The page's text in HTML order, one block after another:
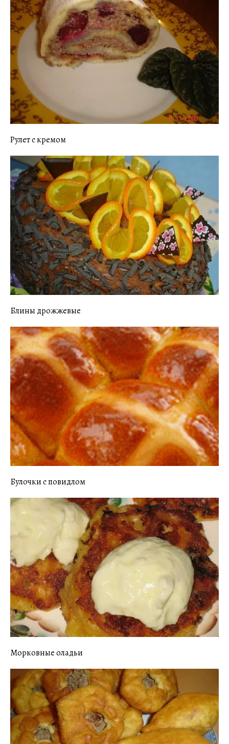
Рулет с кремом
Блины дрожжевые
Булочки с повидлом
Морковные оладьи